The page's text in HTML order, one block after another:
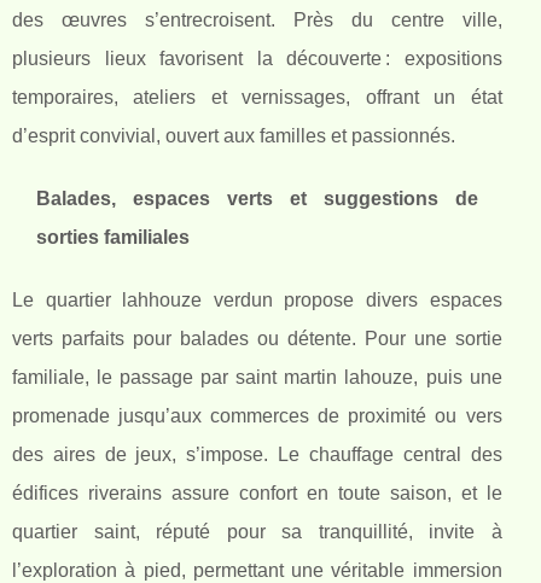
des œuvres s’entrecroisent. Près du centre ville,
plusieurs lieux favorisent la découverte : expositions
temporaires, ateliers et vernissages, offrant un état
d’esprit convivial, ouvert aux familles et passionnés.
Balades, espaces verts et suggestions de
sorties familiales
Le quartier lahhouze verdun propose divers espaces
verts parfaits pour balades ou détente. Pour une sortie
familiale, le passage par saint martin lahouze, puis une
promenade jusqu’aux commerces de proximité ou vers
des aires de jeux, s’impose. Le chauffage central des
édifices riverains assure confort en toute saison, et le
quartier saint, réputé pour sa tranquillité, invite à
l’exploration à pied, permettant une véritable immersion